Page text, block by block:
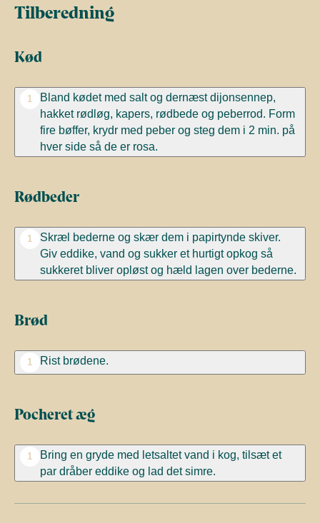
Tilberedning
Kød
1
Bland kødet med salt og dernæst dijonsennep,
hakket rødløg, kapers, rødbede og peberrod. Form
fire bøffer, krydr med peber og steg dem i 2 min. på
hver side så de er rosa.
Rødbeder
1
Skræl bederne og skær dem i papirtynde skiver.
Giv eddike, vand og sukker et hurtigt opkog så
sukkeret bliver opløst og hæld lagen over bederne.
Brød
1 Rist brødene.
Pocheret æg
1
Bring en gryde med letsaltet vand i kog, tilsæt et
par dråber eddike og lad det simre.